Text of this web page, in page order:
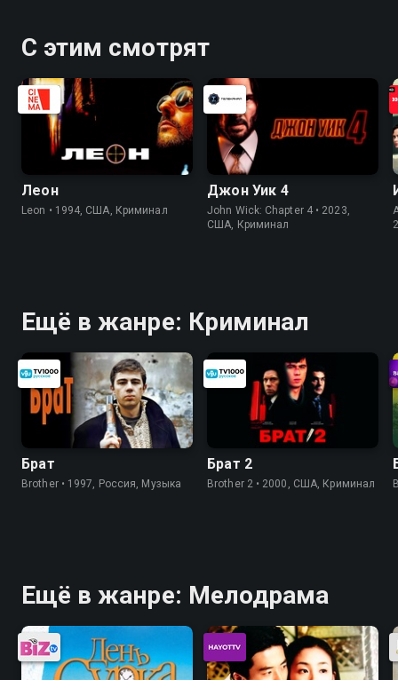
С этим смотрят
Леон
Leon • 1994, США, Криминал
Джон Уик 4
John Wick: Chapter 4 • 2023,
США, Криминал
Ещё в жанре: Криминал
Брат
Brother • 1997, Россия, Музыка
Брат 2
Brother 2 • 2000, США, Криминал
Ещё в жанре: Мелодрама